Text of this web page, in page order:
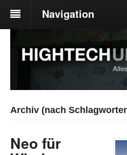
Navigation
Archiv (nach
Neo für